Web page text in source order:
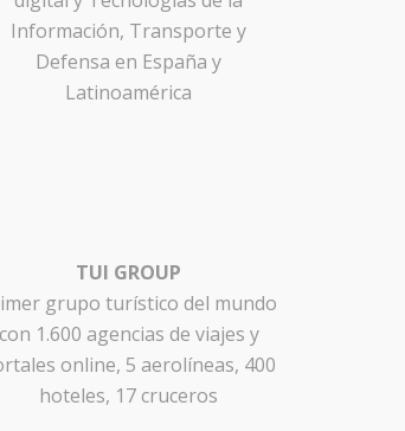
Información, Transporte y
Defensa en España y
Latinoamérica
TUI GROUP
grupo turístico del mundo
con 1.600 agencias de viajes y
online, 5 aerolíneas, 400
hoteles, 17 cruceros